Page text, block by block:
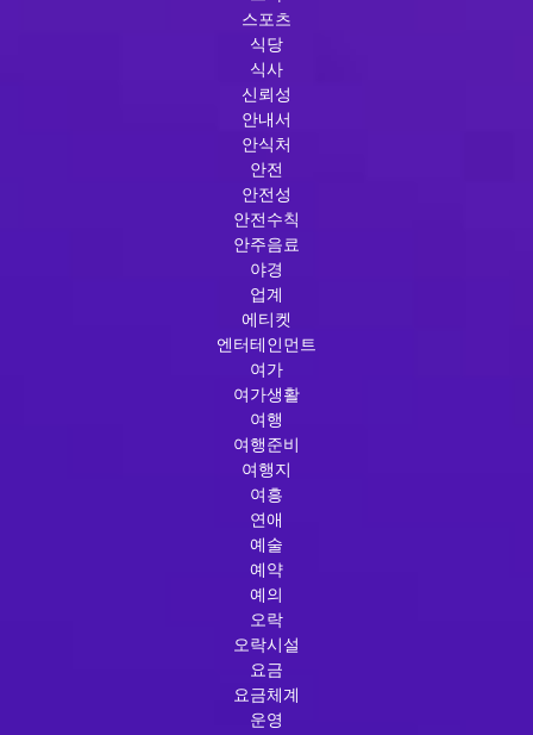
스포츠
식당
식사
신뢰성
안내서
안식처
안전
안전성
안전수칙
안주음료
야경
업계
에티켓
엔터테인먼트
여가
여가생활
여행
여행준비
여행지
여흥
연애
예술
예약
예의
오락
오락시설
요금
요금체계
운영